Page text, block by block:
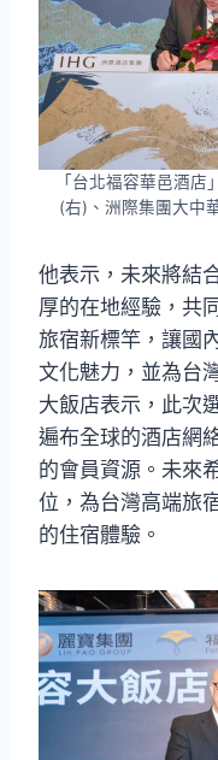
「台北福容華邑酒
(右)、洲際集團大中
他表示，未來將結
厚的在地經驗，共
旅宿新標竿，讓國
文化魅力，並為台
大飯店表示，此次
遍布全球的酒店網
的會員資源。未來
位，為台灣高端旅
的住宿體驗。